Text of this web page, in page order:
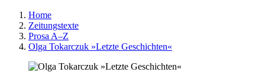
Home
Zeitungstexte
Prosa A–Z
Olga Tokarczuk »Letzte Geschichten«